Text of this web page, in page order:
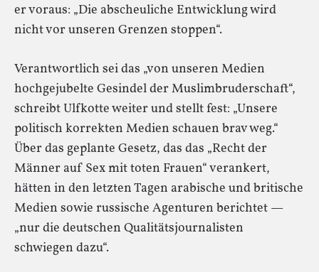
er voraus: „Die abscheuliche Entwicklung wird
nicht vor unseren Grenzen stoppen“.
Verantwortlich sei das „von unseren Medien
hochgejubelte Gesindel der Muslimbruderschaft“,
schreibt Ulfkotte weiter und stellt fest: „Unsere
politisch korrekten Medien schauen brav weg.“
Über das geplante Gesetz, das das „Recht der
Männer auf Sex mit toten Frauen“ verankert,
hätten in den letzten Tagen arabische und britische
Medien sowie russische Agenturen berichtet —
„nur die deutschen Qualitätsjournalisten
schwiegen dazu“.